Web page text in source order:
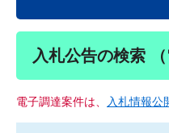
入札公告の検索
電子調達案件は、 入札情報公